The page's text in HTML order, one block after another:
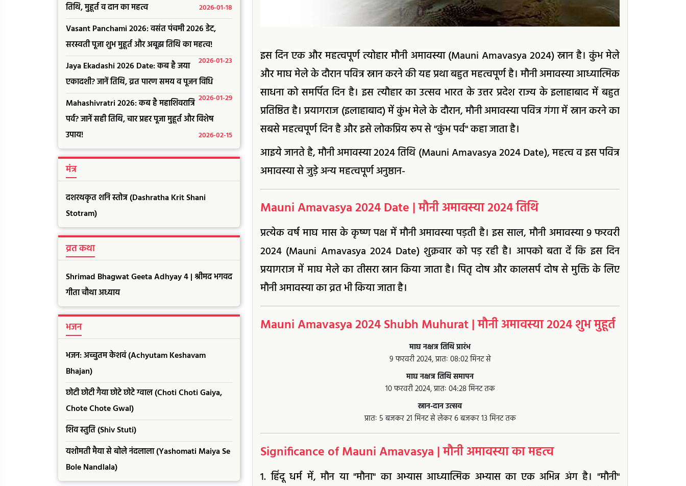
तिथि, मुहूर्त व दान का महत्व
2026-01-18
Vasant Panchami 2026: वसंत पंचमी 2026 डेट,
सरस्वती पूजा शुभ मुहूर्त और अबूझ तिथि का महत्व!
2026-01-23
Jaya Ekadashi 2026 Date: कब है जया
एकादशी? जानें तिथि, व्रत पारण समय व पूजन विधि
2026-01-29
Mahashivratri 2026: कब है महाशिवरात्रि
पर्व? जानें सही तिथि, चार प्रहर पूजा मुहूर्त और विशेष
उपाय!
2026-02-15
मंत्र
दशरथकृत शनि स्तोत्र (Dashratha Krit Shani
Stotram)
व्रत कथा
Shrimad Bhagwat Geeta Adhyay 4 | श्रीमद भगवद
गीता चौथा अध्याय
भजन
भजन: अच्चुतम केशवं (Achyutam Keshavam
Bhajan)
छोटी छोटी गैया छोटे छोटे ग्वाल (Choti Choti Gaiya,
Chote Chote Gwal)
शिव स्तुति (Shiv Stuti)
यशोमती मैया से बोले नंदलाला (Yashomati Maiya Se
Bole Nandlala)
इस दिन एक और महत्वपूर्ण त्योहार मौनी अमावस्या (Mauni Amavasya 2024) स्नान है। कुंभ मेले
और माघ मेले के दौरान पवित्र स्नान करने की यह प्रथा बहुत महत्वपूर्ण है। मौनी अमावस्या आध्यात्मिक
साधना को समर्पित दिन है। इस त्यौहार का उत्सव भारत के उत्तर प्रदेश राज्य के इलाहाबाद में बहुत
प्रतिष्ठित है। प्रयागराज (इलाहाबाद) में कुंभ मेले के दौरान, मौनी अमावस्या पवित्र गंगा में स्नान करने का
सबसे महत्वपूर्ण दिन है और इसे लोकप्रिय रूप से "कुंभ पर्व" कहा जाता है।
आइये जानते है, मौनी अमावस्या 2024 तिथि (Mauni Amavasya 2024 Date), महत्व व इस पवित्र
अमावस्या से जुड़े अन्य महत्वपूर्ण अनुष्ठान-
Mauni Amavasya 2024 Date | मौनी अमावस्या 2024 तिथि
प्रत्येक वर्ष माघ मास के कृष्ण पक्ष में मौनी अमावस्या पड़ती है। इस साल, मौनी अमावस्या 9 फरवरी
2024 (Mauni Amavasya 2024 Date) शुक्रवार को पड़ रही है। आपको बता दें कि इस दिन
प्रयागराज में माघ मेले का तीसरा स्नान किया जाता है। पितृ दोष और कालसर्प दोष से मुक्ति के लिए
मौनी अमावस्या का व्रत भी किया जाता है।
Mauni Amavasya 2024 Shubh Muhurat | मौनी अमावस्या 2024 शुभ मुहूर्त
माघ नक्षत्र तिथि प्रारंभ
9 फरवरी 2024, प्रातः 08:02 मिनट से
माघ नक्षत्र तिथि समापन
10 फरवरी 2024, प्रातः 04:28 मिनट तक
स्नान-दान उत्सव
प्रातः 5 बजकर 21 मिनट से लेकर 6 बजकर 13 मिनट तक
Significance of Mauni Amavasya | मौनी अमावस्या का महत्व
1. हिंदू धर्म में, मौन या "मौना" का अभ्यास आध्यात्मिक अभ्यास का एक अभिन्न अंग है। "मौनी"